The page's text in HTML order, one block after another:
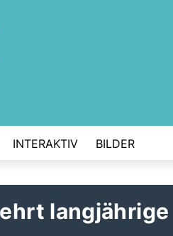
INTERAKTIV BILDER